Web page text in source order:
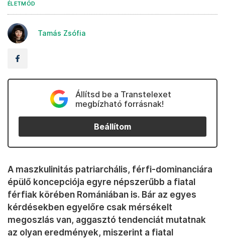
ÉLETMÓD
Tamás Zsófia
Állítsd be a Transtelexet
megbízható forrásnak!
Beállítom
A maszkulinitás patriarchális, férfi-dominanciára
épülő koncepciója egyre népszerűbb a fiatal
férfiak körében Romániában is. Bár az egyes
kérdésekben egyelőre csak mérsékelt
megoszlás van, aggasztó tendenciát mutatnak
az olyan eredmények, miszerint a fiatal